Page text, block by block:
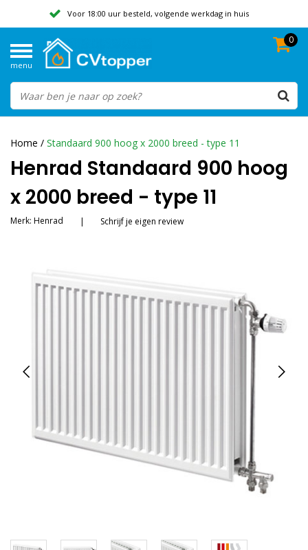
Voor 18:00 uur besteld, volgende werkdag in huis
Beoordeeld met een 9,8
menu
0
Home / Standaard 900 hoog x 2000 breed - type 11
Henrad Standaard 900 hoog
x 2000 breed - type 11
Merk: Henrad | Schrijf je eigen review